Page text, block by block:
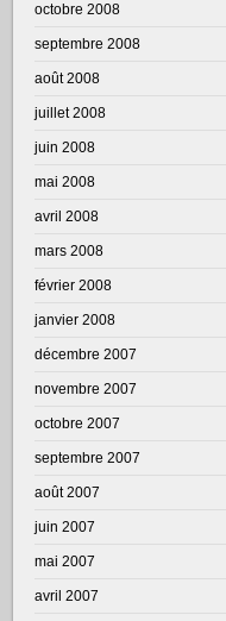
octobre 2008
septembre 2008
août 2008
juillet 2008
juin 2008
mai 2008
avril 2008
mars 2008
février 2008
janvier 2008
décembre 2007
novembre 2007
octobre 2007
septembre 2007
août 2007
juin 2007
mai 2007
avril 2007